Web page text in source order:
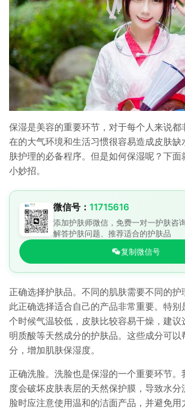
保湿是美容的重要环节，对于每个人来说都
在的大气环境和生活习惯很容易造成皮肤缺
肤护理的必备程序。但是如何保湿呢？下面
小妙招。
微信号： 11715616
添加护肤师微信，免费一对一护肤咨
解答护肤问题、推荐适合的护肤品
复制微信号
正确选择护肤品。不同的肌肤需要不同的护
此正确选择适合自己的产品非常重要。特别
个时候气温较低，皮肤比较容易干燥，建议
明质酸等天然成分的护肤品。这些成分可以
分，增加肌肤保湿度。
正确洗脸。洗脸也是保湿的一个重要环节。
度会破坏皮肤表层的天然保护膜，导致水分
脸时应注意使用温和的洁面产品，并避免用